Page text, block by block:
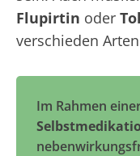
Flupirtin oder
verschieden
Im Rahmen